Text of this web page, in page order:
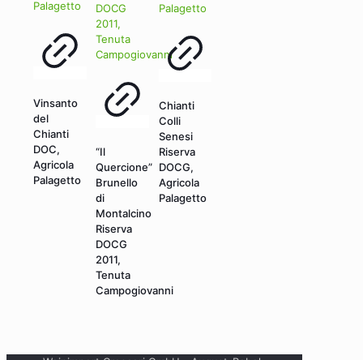
Vinsanto
del
Chianti
DOC,
Agricola
Palagetto
“Il
Quercione”
Brunello
di
Montalcino
Riserva
DOCG
2011,
Tenuta
Campogiovanni
Chianti
Colli
Senesi
Riserva
DOCG,
Agricola
Palagetto